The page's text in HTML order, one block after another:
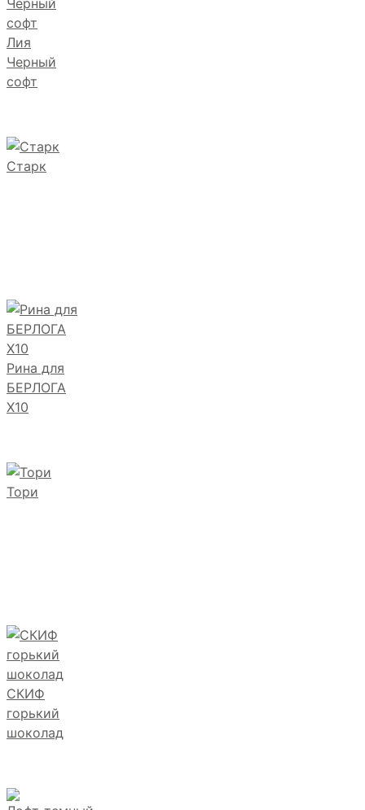
Лия
Черный
софт
Старк
Рина для
БЕРЛОГА
Х10
Тори
СКИФ
горький
шоколад